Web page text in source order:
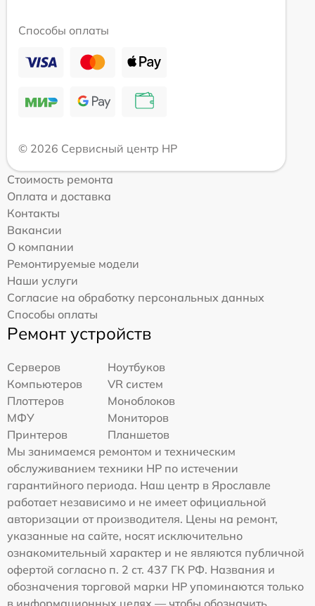
Способы оплаты
© 2026 Сервисный центр HP
Стоимость ремонта
Оплата и доставка
Контакты
Вакансии
О компании
Ремонтируемые модели
Наши услуги
Согласие на обработку персональных данных
Способы оплаты
Ремонт устройств
Серверов
Ноутбуков
Компьютеров
VR систем
Плоттеров
Моноблоков
МФУ
Мониторов
Принтеров
Планшетов
Мы занимаемся ремонтом и техническим
обслуживанием техники HP по истечении
гарантийного периода. Наш центр в Ярославле
работает независимо и не имеет официальной
авторизации от производителя. Цены на ремонт,
указанные на сайте, носят исключительно
ознакомительный характер и не являются публичной
офертой согласно п. 2 ст. 437 ГК РФ. Названия и
обозначения торговой марки HP упоминаются только